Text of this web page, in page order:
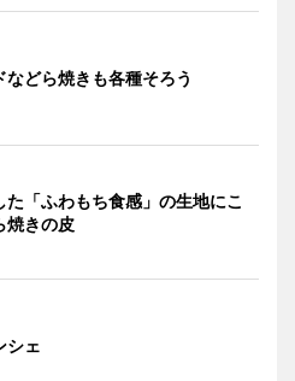
などら焼きも各種そろう
た「ふわもち食感」の生地にこ
焼きの皮
シェ